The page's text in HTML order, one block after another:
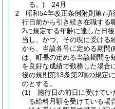
る。) 24月
2
昭和54年改正条例附則第7
行日前から引き続き在職する
2に規定する年齢に達した日
当し、かつ、その現に受ける
から、当該各号に定める期間(
は、町長の定める当該期間を
を良好な成績で勤務した場合
後の規則第13条第2項の規定
のとする。
(1)
施行日の前日に受けて
る給料月額を受けている